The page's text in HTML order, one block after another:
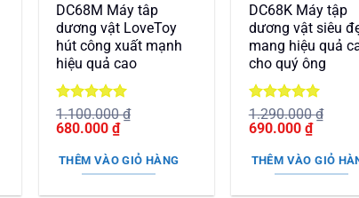
DC68M Máy tâp
dương vật LoveToy
hút công xuất mạnh
hiệu quả cao
Được xếp
hạng55
1.100.000₫
Giá
là:
1.100.000 ₫.
680.000 ₫Giá
hiện
tại
là:
THÊM VÀO GIỎ HÀNG
DC68K Máy tập
dương vật siêu
mang hiệu quả
cho quý ông
Được xếp
hạng55
1.290.000₫
Giá
là:
1.290.000 ₫.
690.000 ₫Giá
hiện
tại
là:
THÊM VÀO GIỎ